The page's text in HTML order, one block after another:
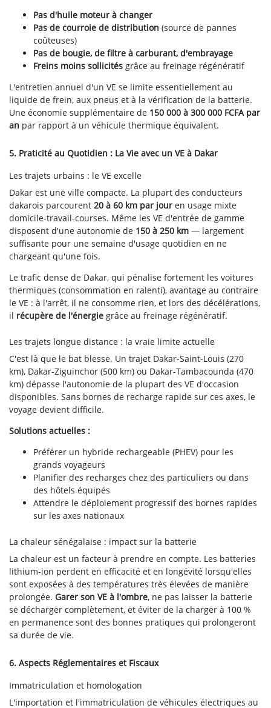
Pas d'huile moteur à changer
Pas de courroie de distribution (source de pannes
coûteuses)
Pas de bougie, de filtre à carburant, d'embrayage
Freins moins sollicités grâce au freinage régénératif
L'entretien annuel d'un VE se limite essentiellement au
liquide de frein, aux pneus et à la vérification de la batterie.
Une économie supplémentaire de 150 000 à 300 000 FCFA par
an par rapport à un véhicule thermique équivalent.
5. Praticité au Quotidien : La Vie avec un VE à Dakar
Les trajets urbains : le VE excelle
Dakar est une ville compacte. La plupart des conducteurs
dakarois parcourent 20 à 60 km par jour en usage mixte
domicile-travail-courses. Même les VE d'entrée de gamme
disposent d'une autonomie de 150 à 250 km — largement
suffisante pour une semaine d'usage quotidien en ne
chargeant qu'une fois.
Le trafic dense de Dakar, qui pénalise fortement les voitures
thermiques (consommation en ralenti), avantage au contraire
le VE : à l'arrêt, il ne consomme rien, et lors des décélérations,
il récupère de l'énergie grâce au freinage régénératif.
Les trajets longue distance : la vraie limite actuelle
C'est là que le bat blesse. Un trajet Dakar-Saint-Louis (270
km), Dakar-Ziguinchor (500 km) ou Dakar-Tambacounda (470
km) dépasse l'autonomie de la plupart des VE d'occasion
disponibles. Sans bornes de recharge rapide sur ces axes, le
voyage devient difficile.
Solutions actuelles :
Préférer un hybride rechargeable (PHEV) pour les
grands voyageurs
Planifier des recharges chez des particuliers ou dans
des hôtels équipés
Attendre le déploiement progressif des bornes rapides
sur les axes nationaux
La chaleur sénégalaise : impact sur la batterie
La chaleur est un facteur à prendre en compte. Les batteries
lithium-ion perdent en efficacité et en longévité lorsqu'elles
sont exposées à des températures très élevées de manière
prolongée. Garer son VE à l'ombre, ne pas laisser la batterie
se décharger complètement, et éviter de la charger à 100 %
en permanence sont des bonnes pratiques qui prolongeront
sa durée de vie.
6. Aspects Réglementaires et Fiscaux
Immatriculation et homologation
L'importation et l'immatriculation de véhicules électriques au